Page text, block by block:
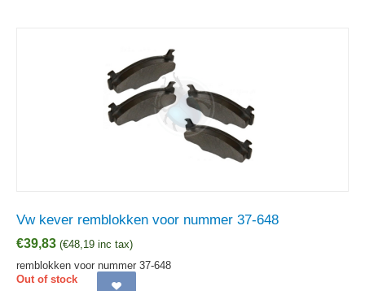
Vw kever remblokken voor nummer 37-648
€39,83 (€48,19 inc tax)
remblokken voor nummer 37-648
Out of stock